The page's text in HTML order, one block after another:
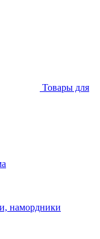
Товары для
намордники